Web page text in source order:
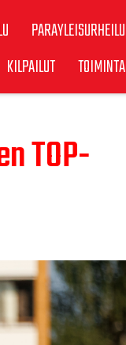
PARAYLEISURHEILU
KILPAILUT
TOIMINTA
TOP-